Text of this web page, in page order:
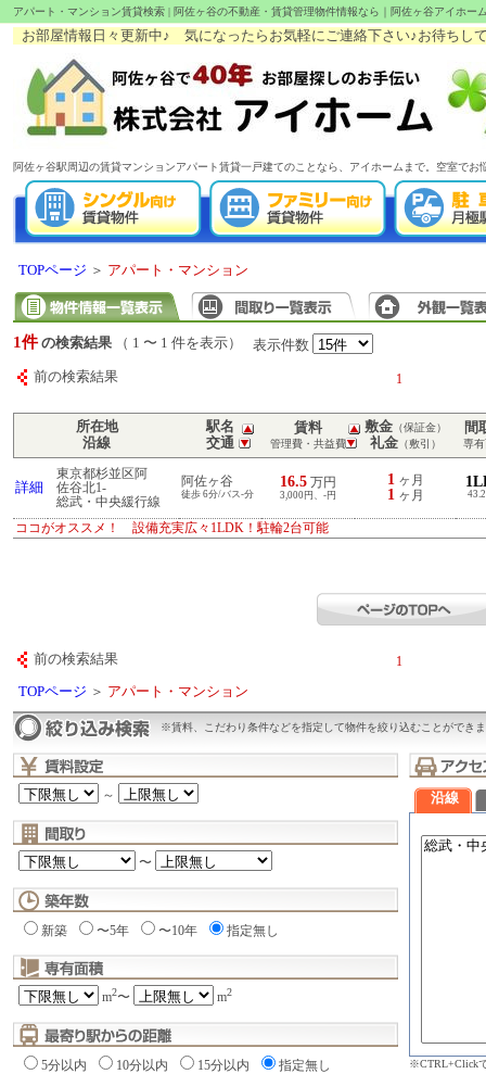
アパート・マンション賃貸検索 | 阿佐ヶ谷の不動産・賃貸管理物件情報なら｜阿佐ヶ谷アイホー
お部屋情報日々更新中♪ 気になったらお気軽にご連絡下さい♪お待ちしてま
阿佐ヶ谷駅周辺の賃貸マンションアパート賃貸一戸建てのことなら、アイホームまで。空室で
TOPページ ＞ アパート・マンション
1件 の検索結果 （ 1 〜 1 件を表示） 表示件数
前の検索結果 1
所在地
沿線
駅名
交通
賃料
管理費・共益費
敷金（保証金）
礼金（敷引）
間
専
詳細
東京都杉並区阿
佐谷北1-
総武・中央緩行線
阿佐ヶ谷
徒歩 6分/バス-分
16.5 万円
3,000円、-円
1 ヶ月
1 ヶ月
ココがオススメ！ 設備充実広々1LDK！駐輪2台可能
前の検索結果 1
TOPページ ＞ アパート・マンション
※賃料、こだわり条件などを指定して物件を絞り込むことができ
～
〜
新築 〜5年 〜10年 指定無し
m2〜 m2
5分以内 10分以内 15分以内 指定無し
沿線
※CTRL+Click